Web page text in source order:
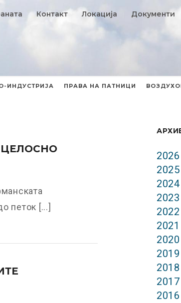
Контакт Локација Документи
ИНДУСТРИЈА ПРАВА НА ПАТНИЦИ
ЦЕЛОСНО
петок [...]
2026
2025
2024
2023
2022
2021
2020
2019
2018
2017
2016